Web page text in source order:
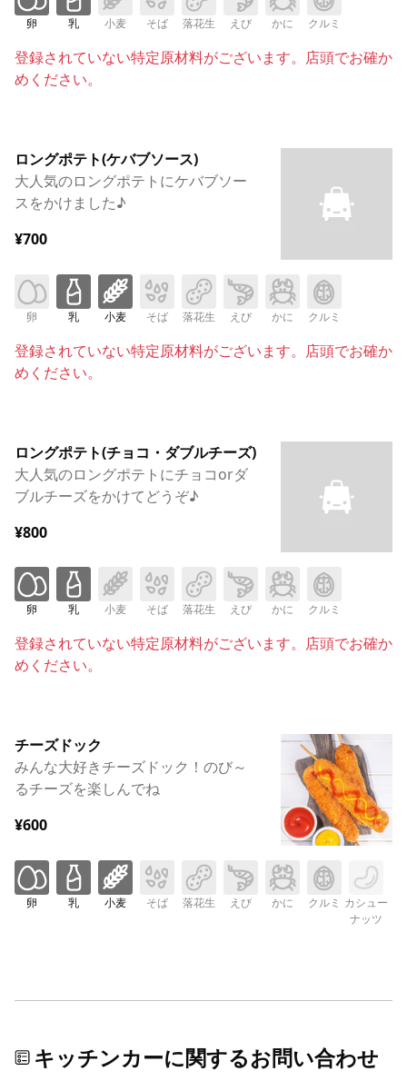
卵 乳 小麦 そば 落花生 えび かに クルミ
登録されていない特定原材料がございます。店頭でお確か
めください。
ロングポテト(ケバブソース)
大人気のロングポテトにケバブソー
スをかけました♪
¥700
卵 乳 小麦 そば 落花生 えび かに クルミ
登録されていない特定原材料がございます。店頭でお確か
めください。
ロングポテト(チョコ・ダブルチーズ)
大人気のロングポテトにチョコorダ
ブルチーズをかけてどうぞ♪
¥800
卵 乳 小麦 そば 落花生 えび かに クルミ
登録されていない特定原材料がございます。店頭でお確か
めください。
チーズドック
みんな大好きチーズドック！のび～
るチーズを楽しんでね
¥600
卵 乳 小麦 そば 落花生 えび かに クルミ カシュー
ナッツ
キッチンカーに関するお問い合わせ